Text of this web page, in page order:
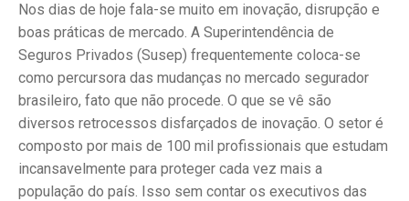
Nos dias de hoje fala-se muito em inovação, disrupção e
boas práticas de mercado. A Superintendência de
Seguros Privados (Susep) frequentemente coloca-se
como percursora das mudanças no mercado segurador
brasileiro, fato que não procede. O que se vê são
diversos retrocessos disfarçados de inovação. O setor é
composto por mais de 100 mil profissionais que estudam
incansavelmente para proteger cada vez mais a
população do país. Isso sem contar os executivos das